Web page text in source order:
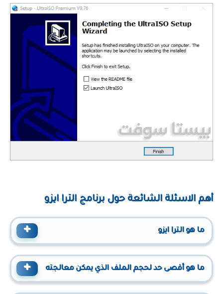
أهم الاسئلة الشائعة حول برنامج الترا ايزو
ما هو الترا ايزو
ما هو أقصى حد لحجم الملف الذي يمكن معالجته